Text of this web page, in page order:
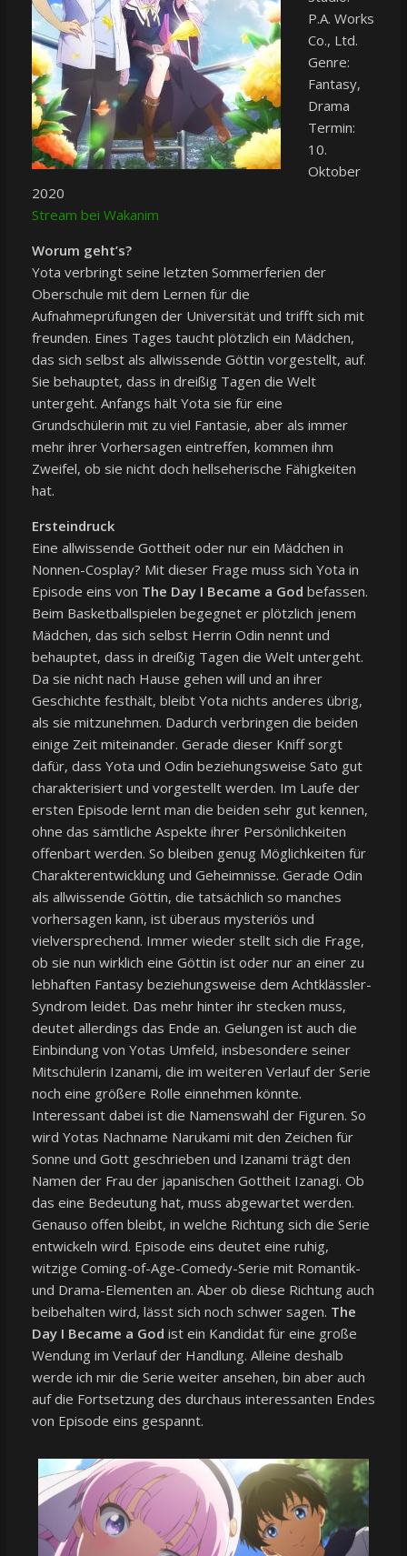
P.A. Works
Co., Ltd.
Genre:
Fantasy,
Drama
Termin:
10.
Oktober
2020
Stream bei Wakanim
Worum geht’s?
Yota verbringt seine letzten Sommerferien der
Oberschule mit dem Lernen für die
Aufnahmeprüfungen der Universität und trifft sich mit
freunden. Eines Tages taucht plötzlich ein Mädchen,
das sich selbst als allwissende Göttin vorgestellt, auf.
Sie behauptet, dass in dreißig Tagen die Welt
untergeht. Anfangs hält Yota sie für eine
Grundschülerin mit zu viel Fantasie, aber als immer
mehr ihrer Vorhersagen eintreffen, kommen ihm
Zweifel, ob sie nicht doch hellseherische Fähigkeiten
hat.
Ersteindruck
Eine allwissende Gottheit oder nur ein Mädchen in
Nonnen-Cosplay? Mit dieser Frage muss sich Yota in
Episode eins von The Day I Became a God befassen.
Beim Basketballspielen begegnet er plötzlich jenem
Mädchen, das sich selbst Herrin Odin nennt und
behauptet, dass in dreißig Tagen die Welt untergeht.
Da sie nicht nach Hause gehen will und an ihrer
Geschichte festhält, bleibt Yota nichts anderes übrig,
als sie mitzunehmen. Dadurch verbringen die beiden
einige Zeit miteinander. Gerade dieser Kniff sorgt
dafür, dass Yota und Odin beziehungsweise Sato gut
charakterisiert und vorgestellt werden. Im Laufe der
ersten Episode lernt man die beiden sehr gut kennen,
ohne das sämtliche Aspekte ihrer Persönlichkeiten
offenbart werden. So bleiben genug Möglichkeiten für
Charakterentwicklung und Geheimnisse. Gerade Odin
als allwissende Göttin, die tatsächlich so manches
vorhersagen kann, ist überaus mysteriös und
vielversprechend. Immer wieder stellt sich die Frage,
ob sie nun wirklich eine Göttin ist oder nur an einer zu
lebhaften Fantasy beziehungsweise dem Achtklässler-
Syndrom leidet. Das mehr hinter ihr stecken muss,
deutet allerdings das Ende an. Gelungen ist auch die
Einbindung von Yotas Umfeld, insbesondere seiner
Mitschülerin Izanami, die im weiteren Verlauf der Serie
noch eine größere Rolle einnehmen könnte.
Interessant dabei ist die Namenswahl der Figuren. So
wird Yotas Nachname Narukami mit den Zeichen für
Sonne und Gott geschrieben und Izanami trägt den
Namen der Frau der japanischen Gottheit Izanagi. Ob
das eine Bedeutung hat, muss abgewartet werden.
Genauso offen bleibt, in welche Richtung sich die Serie
entwickeln wird. Episode eins deutet eine ruhig,
witzige Coming-of-Age-Comedy-Serie mit Romantik-
und Drama-Elementen an. Aber ob diese Richtung auch
beibehalten wird, lässt sich noch schwer sagen. The
Day I Became a God ist ein Kandidat für eine große
Wendung im Verlauf der Handlung. Alleine deshalb
werde ich mir die Serie weiter ansehen, bin aber auch
auf die Fortsetzung des durchaus interessanten Endes
von Episode eins gespannt.